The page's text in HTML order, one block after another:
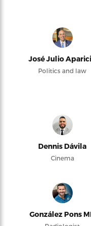
José Julio
Politics and law
Dennis Dávila
Cinema
González Pons